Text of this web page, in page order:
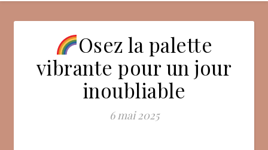
Osez la palette
vibrante pour un jour
inoubliable
6 mai 2025